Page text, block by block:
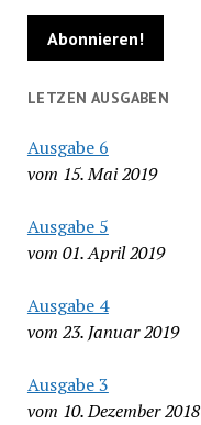
LETZEN AUSGABEN
Ausgabe 6
vom 15. Mai 2019
Ausgabe 5
vom 01. April 2019
Ausgabe 4
vom 23. Januar 2019
Ausgabe 3
vom 10. Dezember 2018